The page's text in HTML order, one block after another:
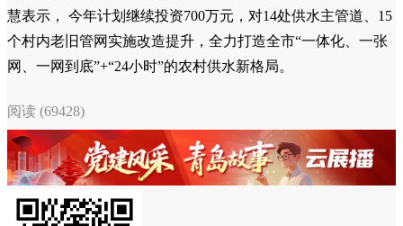
慧表示， 今年计划继续投资700万元，对14处供水主管道、15
个村内老旧管网实施改造提升，全力打造全市“一体化、一张
网、一网到底”+“24小时”的农村供水新格局。
阅读 (69428)